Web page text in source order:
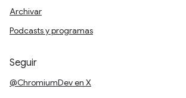
Archivar
Podcasts y programas
Seguir
@ChromiumDev en X